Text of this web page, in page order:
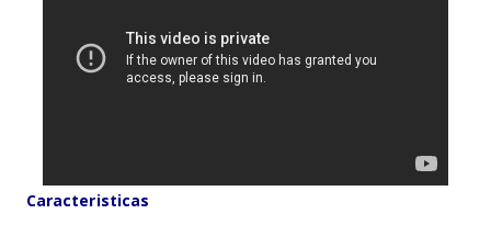
Caracteristicas